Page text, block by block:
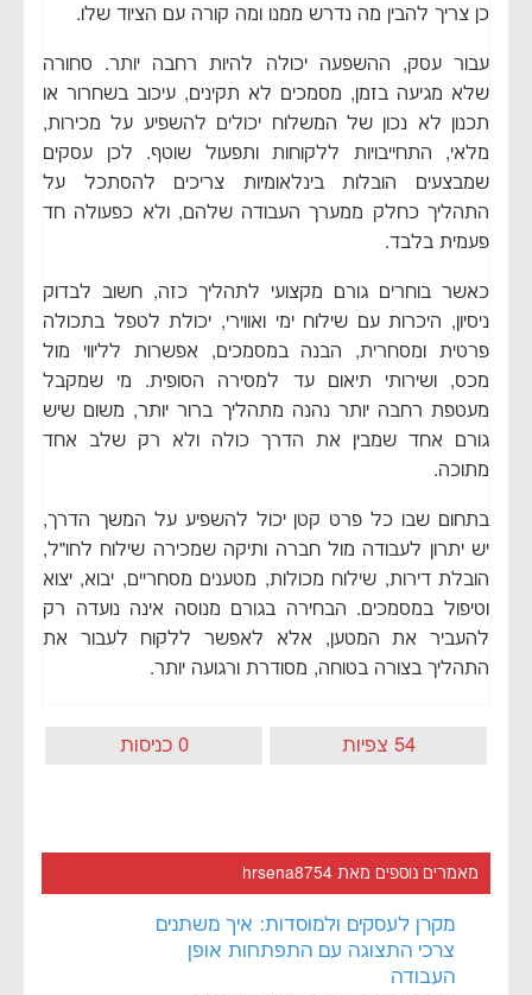
כן צריך להבין מה נדרש ממנו ומה קורה עם הציוד שלו.
עבור עסק, ההשפעה יכולה להיות רחבה יותר. סחורה
שלא מגיעה בזמן, מסמכים לא תקינים, עיכוב בשחרור או
תכנון לא נכון של המשלוח יכולים להשפיע על מכירות,
מלאי, התחייבויות ללקוחות ותפעול שוטף. לכן עסקים
שמבצעים הובלות בינלאומיות צריכים להסתכל על
התהליך כחלק ממערך העבודה שלהם, ולא כפעולה חד
פעמית בלבד.
כאשר בוחרים גורם מקצועי לתהליך כזה, חשוב לבדוק
ניסיון, היכרות עם שילוח ימי ואווירי, יכולת לטפל בתכולה
פרטית ומסחרית, הבנה במסמכים, אפשרות לליווי מול
מכס, ושירותי תיאום עד למסירה הסופית. מי שמקבל
מעטפת רחבה יותר נהנה מתהליך ברור יותר, משום שיש
גורם אחד שמבין את הדרך כולה ולא רק שלב אחד
מתוכה.
בתחום שבו כל פרט קטן יכול להשפיע על המשך הדרך,
יש יתרון לעבודה מול חברה ותיקה שמכירה שילוח לחו״ל,
הובלת דירות, שילוח מכולות, מטענים מסחריים, יבוא, יצוא
וטיפול במסמכים. הבחירה בגורם מנוסה אינה נועדה רק
להעביר את המטען, אלא לאפשר ללקוח לעבור את
התהליך בצורה בטוחה, מסודרת ורגועה יותר.
54 צפיות 0 כניסות
מאמרים נוספים מאת hrsena8754
מקרן לעסקים ולמוסדות: איך משתנים
צרכי התצוגה עם התפתחות אופן
העבודה